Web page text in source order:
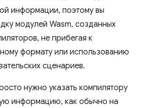
информации, поэтому вы
модулей Wasm, созданных
не прибегая к
формату или использованию
сценариев.
нужно указать компилятору
информацию, как обычно на